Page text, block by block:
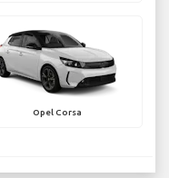
Opel Corsa